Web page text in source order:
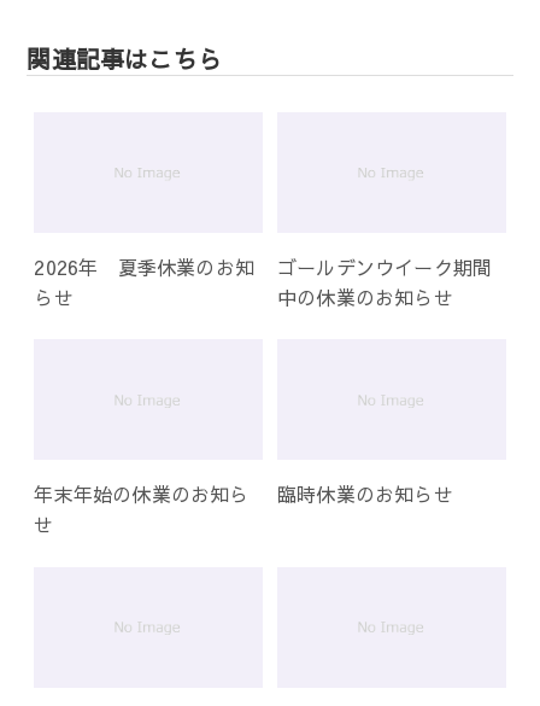
ゲ
関連記事はこちら
2026年 夏季休業のお知
らせ
ゴールデンウイーク期間
中の休業のお知らせ
年末年始の休業のお知ら
せ
臨時休業のお知らせ